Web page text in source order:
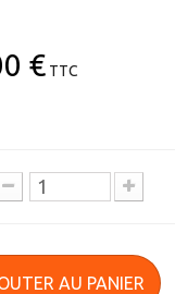
€ TTC
AU PANIER